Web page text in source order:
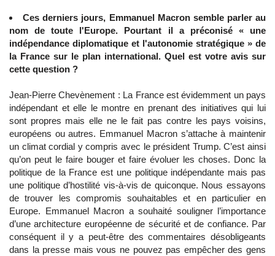
Ces derniers jours, Emmanuel Macron semble parler au
nom de toute l'Europe. Pourtant il a préconisé « une
indépendance diplomatique et l'autonomie stratégique » de
la France sur le plan international. Quel est votre avis sur
cette question ?
Jean-Pierre Chevènement : La France est évidemment un pays
indépendant et elle le montre en prenant des initiatives qui lui
sont propres mais elle ne le fait pas contre les pays voisins,
européens ou autres. Emmanuel Macron s’attache à maintenir
un climat cordial y compris avec le président Trump. C’est ainsi
qu’on peut le faire bouger et faire évoluer les choses. Donc la
politique de la France est une politique indépendante mais pas
une politique d’hostilité vis-à-vis de quiconque. Nous essayons
de trouver les compromis souhaitables et en particulier en
Europe. Emmanuel Macron a souhaité souligner l’importance
d’une architecture européenne de sécurité et de confiance. Par
conséquent il y a peut-être des commentaires désobligeants
dans la presse mais vous ne pouvez pas empêcher des gens